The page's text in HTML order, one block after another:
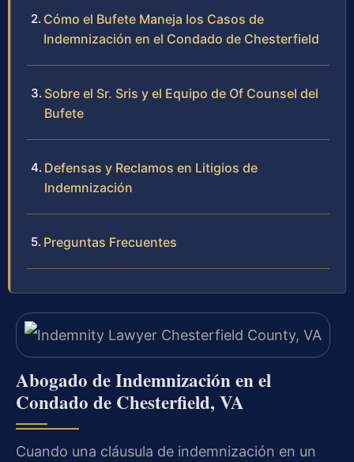
Cómo el Bufete Maneja los Casos de
Indemnización en el Condado de Chesterfield
Sobre el Sr. Sris y el Equipo de Of Counsel del
Bufete
Defensas y Reclamos en Litigios de
Indemnización
Preguntas Frecuentes
Abogado de Indemnización en el
Condado de Chesterfield, VA
Cuando una cláusula de indemnización en un